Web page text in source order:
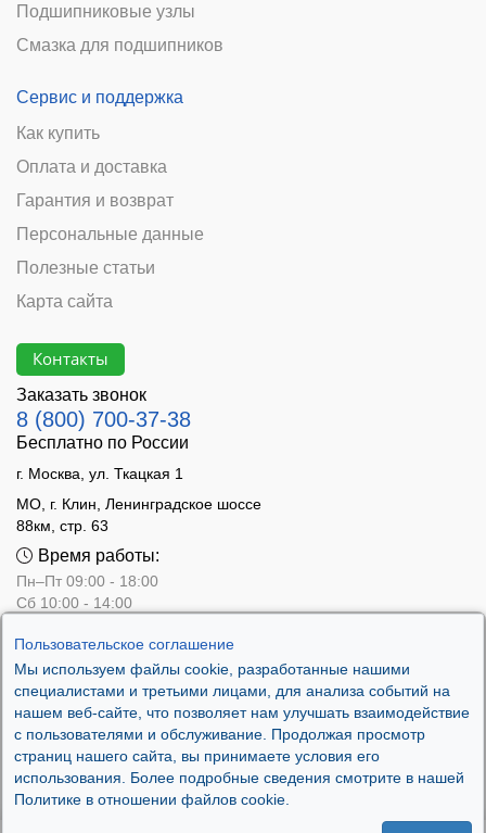
Пользовательское соглашение
Мы используем файлы cookie, разработанные нашими
специалистами и третьими лицами, для анализа событий на
нашем веб-сайте, что позволяет нам улучшать взаимодействие
с пользователями и обслуживание. Продолжая просмотр
страниц нашего сайта, вы принимаете условия его
использования. Более подробные сведения смотрите в нашей
Политике в отношении файлов cookie.
Подшипниковые узлы
Смазка для подшипников
Сервис и поддержка
Как купить
Оплата и доставка
Гарантия и возврат
Персональные данные
Полезные статьи
Карта сайта
Контакты
Заказать звонок
8 (800) 700-37-38
Бесплатно по России
г. Москва, ул. Ткацкая 1
МО, г. Клин, Ленинградское шоссе
88км, стр. 63
Время работы:
Пн–Пт 09:00 - 18:00
Сб 10:00 - 14:00